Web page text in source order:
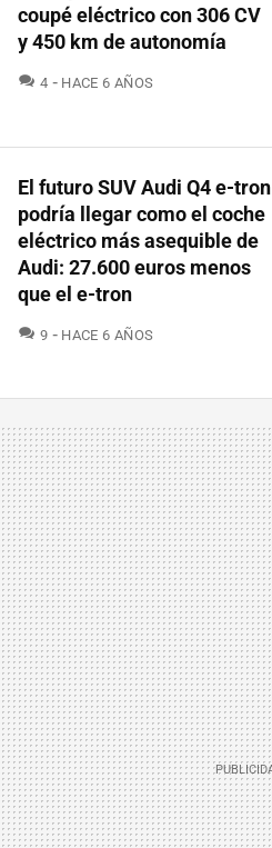
coupé eléctrico con 306 CV
y 450 km de autonomía
4 COMENTARIOS
HACE 6 AÑOS
El futuro SUV Audi Q4 e-tron
podría llegar como el coche
eléctrico más asequible de
Audi: 27.600 euros menos
que el e-tron
9 COMENTARIOS
HACE 6 AÑOS